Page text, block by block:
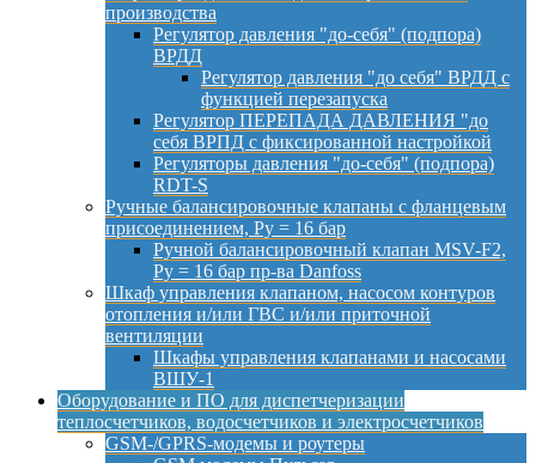
производства
Регулятор давления "до-себя" (подпора)
ВРДД
Регулятор давления "до себя" ВРДД с
функцией перезапуска
Регулятор ПЕРЕПАДА ДАВЛЕНИЯ "до
себя ВРПД с фиксированной настройкой
Регуляторы давления "до-себя" (подпора)
RDT-S
Ручные балансировочные клапаны с фланцевым
присоединением, Py = 16 бар
Ручной балансировочный клапан MSV-F2,
Py = 16 бар пр-ва Danfoss
Шкаф управления клапаном, насосом контуров
отопления и/или ГВС и/или приточной
вентиляции
Шкафы управления клапанами и насосами
ВШУ-1
Оборудование и ПО для диспетчеризации
теплосчетчиков, водосчетчиков и электросчетчиков
GSM-/GPRS-модемы и роутеры